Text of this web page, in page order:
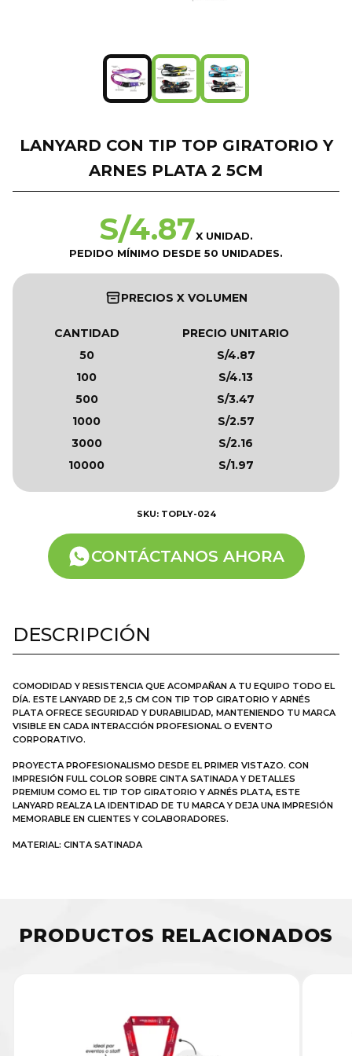
LANYARD CON TIP TOP GIRATORIO Y
ARNES PLATA 2 5CM
S/4.87X UNIDAD.
PEDIDO MÍNIMO DESDE 50 UNIDADES.
PRECIOS X VOLUMEN
CANTIDAD
PRECIO UNITARIO
50
S/4.87
100
S/4.13
500
S/3.47
1000
S/2.57
3000
S/2.16
10000
S/1.97
SKU: TOPLY-024
CONTÁCTANOS AHORA
DESCRIPCIÓN
COMODIDAD Y RESISTENCIA QUE ACOMPAÑAN A TU EQUIPO TODO EL
DÍA. ESTE LANYARD DE 2,5 CM CON TIP TOP GIRATORIO Y ARNÉS
PLATA OFRECE SEGURIDAD Y DURABILIDAD, MANTENIENDO TU MARCA
VISIBLE EN CADA INTERACCIÓN PROFESIONAL O EVENTO
CORPORATIVO.
PROYECTA PROFESIONALISMO DESDE EL PRIMER VISTAZO. CON
IMPRESIÓN FULL COLOR SOBRE CINTA SATINADA Y DETALLES
PREMIUM COMO EL TIP TOP GIRATORIO Y ARNÉS PLATA, ESTE
LANYARD REALZA LA IDENTIDAD DE TU MARCA Y DEJA UNA IMPRESIÓN
MEMORABLE EN CLIENTES Y COLABORADORES.
MATERIAL: CINTA SATINADA
PRODUCTOS RELACIONADOS